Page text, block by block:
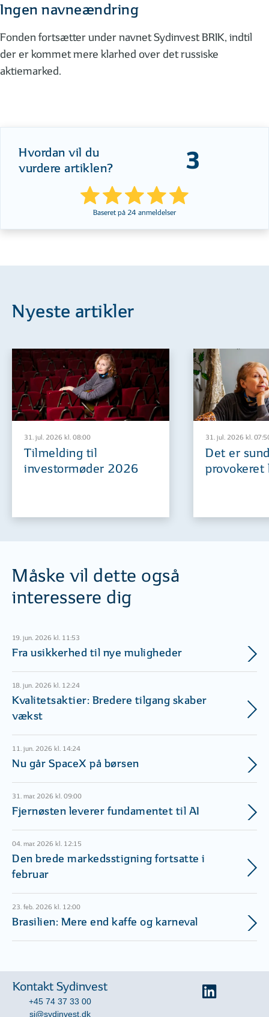
Ingen navneændring
Fonden fortsætter under navnet Sydinvest BRIK, indtil
der er kommet mere klarhed over det russiske
aktiemarked.
Hvordan vil du
vurdere artiklen?
3
Baseret på 24 anmeldelser
Nyeste artikler
31. jul. 2026 kl. 08:00
Tilmelding til
investormøder 2026
31. jul. 2026 kl.
Det er
provokeret
Måske vil dette også
interessere dig
19. jun. 2026 kl. 11:53
Fra usikkerhed til nye muligheder
18. jun. 2026 kl. 12:24
Kvalitetsaktier: Bredere tilgang skaber
vækst
11. jun. 2026 kl. 14:24
Nu går SpaceX på børsen
31. mar. 2026 kl. 09:00
Fjernøsten leverer fundamentet til AI
04. mar. 2026 kl. 12:15
Den brede markedsstigning fortsatte i
februar
23. feb. 2026 kl. 12:00
Brasilien: Mere end kaffe og karneval
Kontakt Sydinvest
+45 74 37 33 00
si@sydinvest.dk